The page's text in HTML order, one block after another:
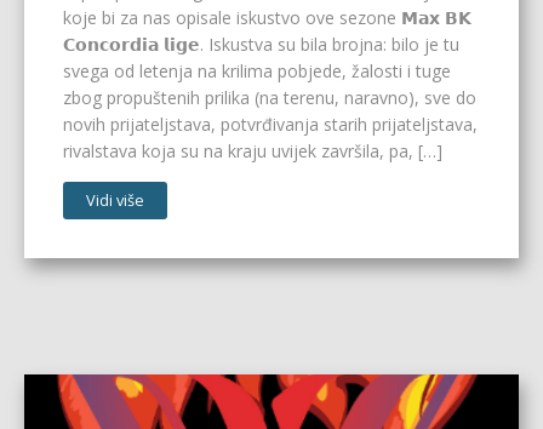
koje bi za nas opisale iskustvo ove sezone 𝗠𝗮𝘅 𝗕𝗞
𝗖𝗼𝗻𝗰𝗼𝗿𝗱𝗶𝗮 𝗹𝗶𝗴𝗲. Iskustva su bila brojna: bilo je tu
svega od letenja na krilima pobjede, žalosti i tuge
zbog propuštenih prilika (na terenu, naravno), sve do
novih prijateljstava, potvrđivanja starih prijateljstava,
rivalstava koja su na kraju uvijek završila, pa, […]
Vidi više